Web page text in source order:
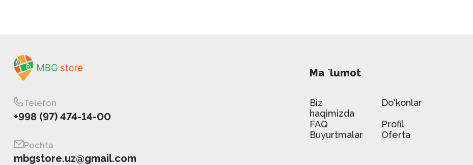
Telefon
+998 (97) 474-14-00
Pochta
mbgstore.uz@gmail.com
Ma `lumot
Biz
haqimizda
Do'konlar
FAQ
Profil
Buyurtmalar
Oferta